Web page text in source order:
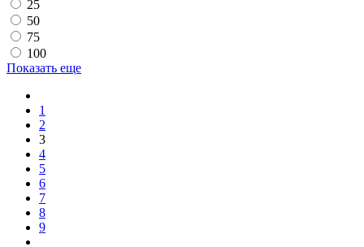
25
50
75
100
Показать еще
1
2
3
4
5
6
7
8
9